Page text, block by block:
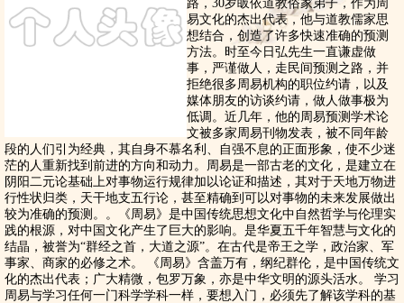
路，30岁皈依道教俗家弟子，作为周
易文化的杰出代表，他与道教儒家思
想结合，创造了许多快速准确的预测
方法。时至今日弘先生一直谦虚做
事，严谨做人，走民间预测之路，并
拒绝很多周易机构的职位约请，以及
媒体朋友的访谈约请，做人做事极为
低调。近几年，他的周易预测学术论
文被多家周易刊物发表，被不同年龄
段的人们引为经典，其自身不慕名利、自强不息的正面形象，使不少迷
茫的人重新找到前进的方向和动力。周易是一部古老的文化，是建立在
阴阳二元论基础上对事物运行规律加以论证和描述，其对于天地万物进
行性状归类，天干地支五行论，甚至精确到可以对事物的未来发展做出
较为准确的预测。。《周易》是中国传统思想文化中自然哲学与伦理实
践的根源，对中国文化产生了巨大的影响。是华夏五千年智慧与文化的
结晶，被誉为“群经之首，大道之源”。在古代是帝王之学，政治家、军
事家、商家的必修之术。 《周易》含盖万有，纲纪群伦，是中国传统文
化的杰出代表；广大精微，包罗万象，亦是中华文明的源头活水。 学习
周易与学习任何一门科学学科一样，要想入门，必须先了解该学科的基